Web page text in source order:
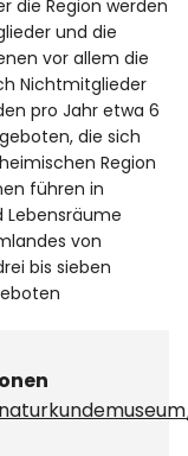
die Region werden
und die
vor allem die
Nichtmitglieder
pro Jahr etwa 6
die sich
Region
führen in
von
bis sieben